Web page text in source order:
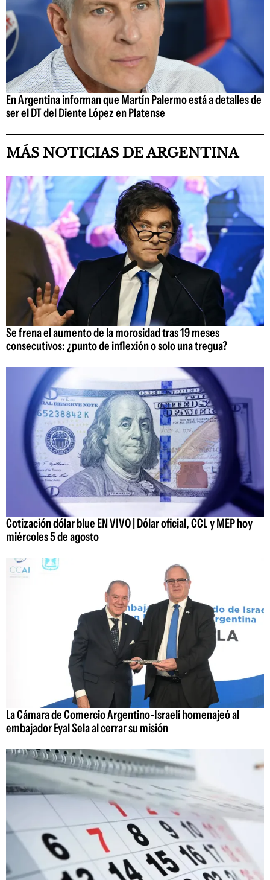
En Argentina informan que Martín Palermo está a detalles de
ser el DT del Diente López en Platense
MÁS NOTICIAS DE ARGENTINA
Se frena el aumento de la morosidad tras 19 meses
consecutivos: ¿punto de inflexión o solo una tregua?
Cotización dólar blue EN VIVO | Dólar oficial, CCL y MEP hoy
miércoles 5 de agosto
La Cámara de Comercio Argentino-Israelí homenajeó al
embajador Eyal Sela al cerrar su misión